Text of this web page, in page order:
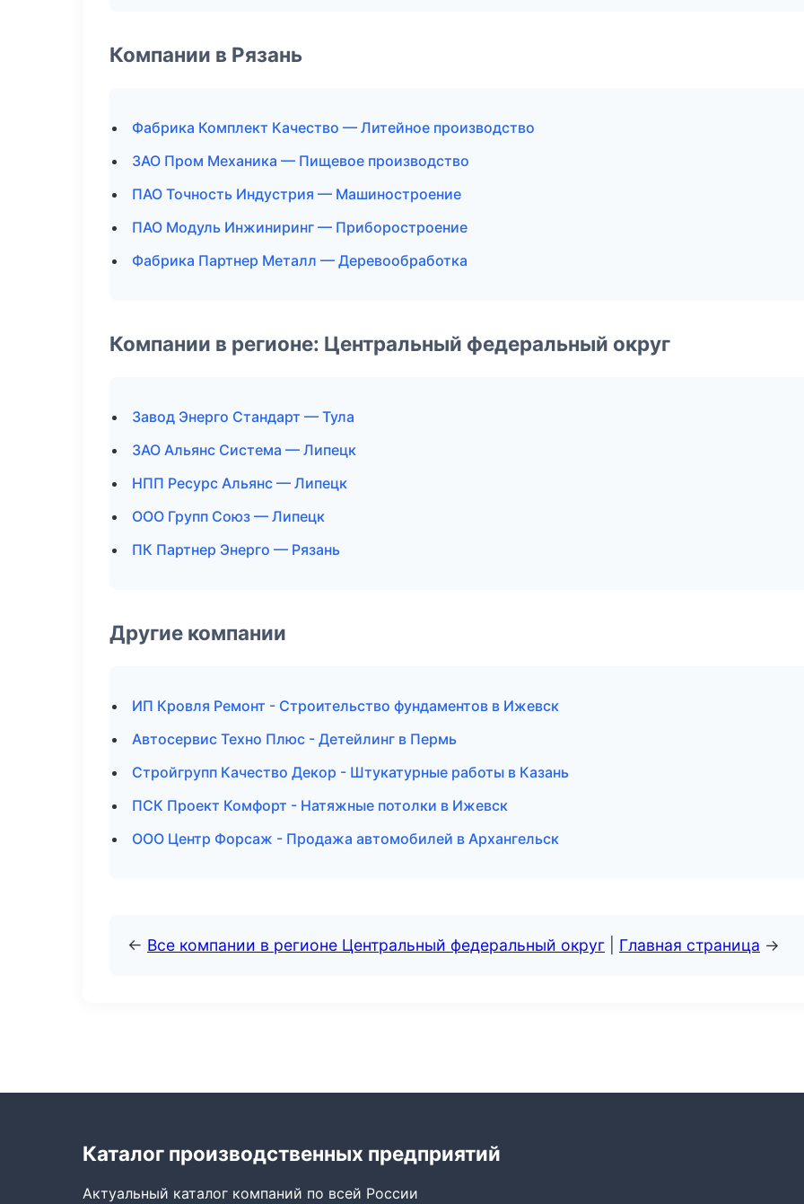
Компании в Рязань
Фабрика Комплект Качество — Литейное производство
ЗАО Пром Механика — Пищевое производство
ПАО Точность Индустрия — Машиностроение
ПАО Модуль Инжиниринг — Приборостроение
Фабрика Партнер Металл — Деревообработка
Компании в регионе: Центральный федеральный округ
Завод Энерго Стандарт — Тула
ЗАО Альянс Система — Липецк
НПП Ресурс Альянс — Липецк
ООО Групп Союз — Липецк
ПК Партнер Энерго — Рязань
Другие компании
ИП Кровля Ремонт - Строительство фундаментов в Ижевск
Автосервис Техно Плюс - Детейлинг в Пермь
Стройгрупп Качество Декор - Штукатурные работы в Казань
ПСК Проект Комфорт - Натяжные потолки в Ижевск
ООО Центр Форсаж - Продажа автомобилей в Архангельск
← Все компании в регионе Центральный федеральный округ Главная страница →
Каталог производственных предприятий
Актуальный каталог компаний по всей России